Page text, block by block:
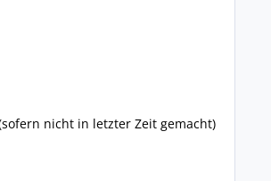
nicht in letzter Zeit gemacht)